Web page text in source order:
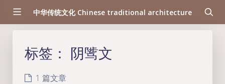
中华传统文化 Chinese traditional architecture
标签： 阴骘文
1 篇文章